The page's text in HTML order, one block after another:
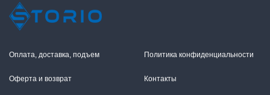
Оплата, доставка, подъем
Оферта и возврат
Политика конфиденциальности
Контакты